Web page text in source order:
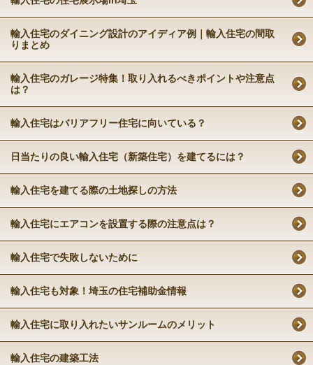
輸入住宅のダイニング設計のアイディア例｜輸入住宅の間取
りまとめ
輸入住宅のガレージ特集！取り入れるべきポイントや注意点
は？
輸入住宅はバリアフリー住宅に向いている？
日当たりの良い輸入住宅（新築住宅）を建てるには？
輸入住宅を建てる際の土地探しの方法
輸入住宅にエアコンを設置する際の注意点は？
輸入住宅で失敗しないために
輸入住宅も対象！埼玉の住宅補助金情報
輸入住宅に取り入れたいサンルームのメリット
輸入住宅の建築工法